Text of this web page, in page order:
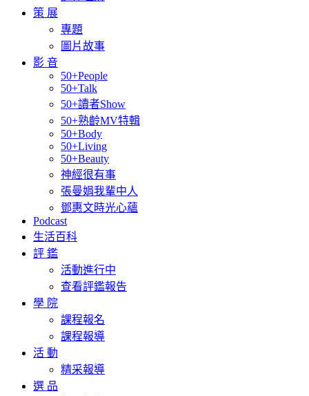
策 展
專題
圖片故事
影 音
50+People
50+Talk
50+讀者Show
50+熟齡MV特輯
50+Body
50+Living
50+Beauty
神經很有事
張曼娟我輩中人
鄧惠文時光心蘊
Podcast
生活百科
評 鑑
活動進行中
查看評鑑報告
學 院
課程報名
課程報導
活 動
精采報導
選 品